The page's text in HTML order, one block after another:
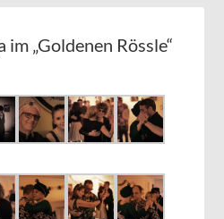
„Goldenen Rössle“